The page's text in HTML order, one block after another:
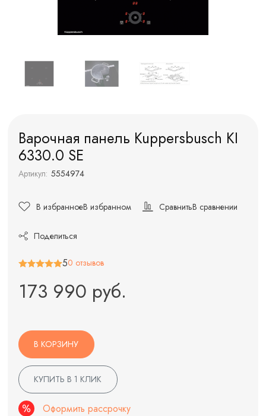
Варочная панель Kuppersbusch KI
6330.0 SE
Артикул: 5554974
В избранноеВ избранном СравнитьВ сравнении
Поделиться
50 отзывов
173 990 руб.
В КОРЗИНУ
КУПИТЬ В 1 КЛИК
Оформить рассрочку